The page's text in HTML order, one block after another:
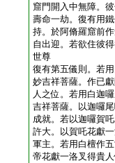
窟門開入中無障。
壽命一劫。復有用
持。於阿脩羅窟前
自出迎。若欲住彼
世尊
復有第五儀則。若
妙吉祥菩薩。作已
人之位。若用白迦
吉祥菩薩。以迦囉
成就。若以迦囉賀
許大。以賀吒花獻
軍主。若用白檀作
帝花獻一洛叉得貴